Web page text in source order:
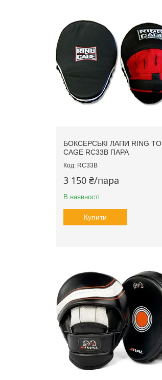
БОКСЕРСЬКІ ЛАПИ RING TO
CAGE RC33B ПАРА
RC33B
3 150 ₴/пара
В наявності
Купити